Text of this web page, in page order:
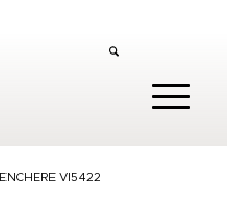
ENCHERE VI5422